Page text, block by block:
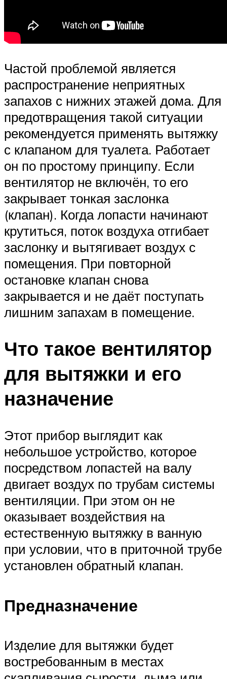
Частой проблемой является
распространение неприятных
запахов с нижних этажей дома. Для
предотвращения такой ситуации
рекомендуется применять вытяжку
с клапаном для туалета. Работает
он по простому принципу. Если
вентилятор не включён, то его
закрывает тонкая заслонка
(клапан). Когда лопасти начинают
крутиться, поток воздуха отгибает
заслонку и вытягивает воздух с
помещения. При повторной
остановке клапан снова
закрывается и не даёт поступать
лишним запахам в помещение.
Что такое вентилятор
для вытяжки и его
назначение
Этот прибор выглядит как
небольшое устройство, которое
посредством лопастей на валу
двигает воздух по трубам системы
вентиляции. При этом он не
оказывает воздействия на
естественную вытяжку в ванную
при условии, что в приточной трубе
установлен обратный клапан.
Предназначение
Изделие для вытяжки будет
востребованным в местах